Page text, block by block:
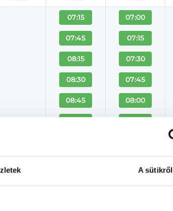
A sütikről
07:15
07:45
08:15
08:30
08:45
07:00
07:15
07:30
07:45
08:00